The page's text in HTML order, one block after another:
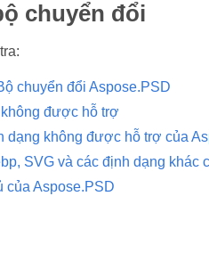
chuyển đổi
chuyển đổi Aspose.PSD
được hỗ trợ
dạng không được hỗ trợ của
SVG và các định dạng khác
của Aspose.PSD